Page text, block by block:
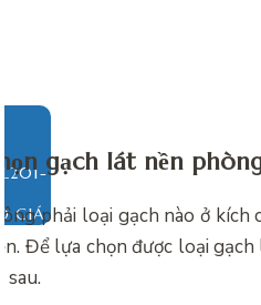
GIÁ
gạch lát nền
phải loại gạch nào ở
Để lựa chọn được loại
sau.